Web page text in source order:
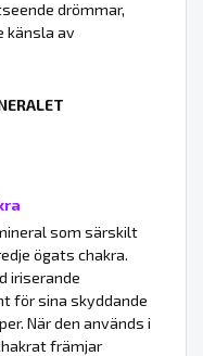
drömmar,
känsla av
som särskilt
ögats chakra.
iriserande
för sina skyddande
När den används i
främjar